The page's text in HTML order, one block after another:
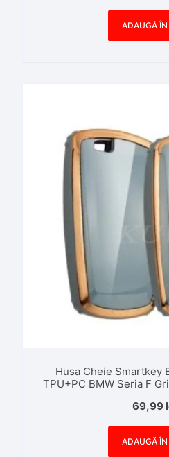
ADAUGĂ ÎN
Husa Cheie Smartkey
TPU+PC BMW Seria F
69,99
ADAUGĂ ÎN